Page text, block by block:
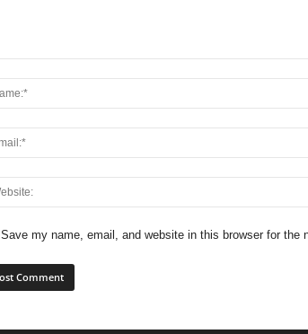
Save my name, email, and website in this browser for the